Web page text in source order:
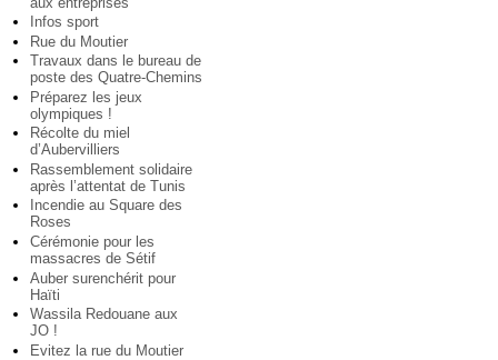
Infos sport
Rue du Moutier
Travaux dans le bureau de
poste des Quatre-Chemins
Préparez les jeux
olympiques !
Récolte du miel
d’Aubervilliers
Rassemblement solidaire
après l’attentat de Tunis
Incendie au Square des
Roses
Cérémonie pour les
massacres de Sétif
Auber surenchérit pour
Haïti
Wassila Redouane aux
JO !
Evitez la rue du Moutier